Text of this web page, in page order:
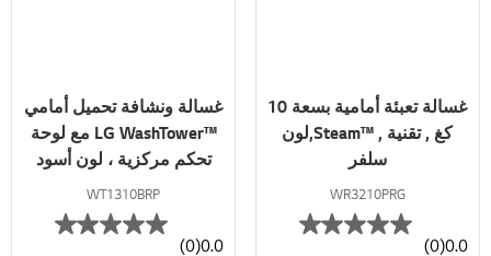
غسالة تعبئة أمامية بسعة 10
كغ , تقنية , ™Steam,لون
سلفر
WR3210PRG
0.0
(0)
غسالة ونشافة تحميل أمامي
™LG WashTower مع لوحة
تحكم مركزية ، لون أسود
ستانليس، 13 كجم غسالة و
10 كجم نشافة
WT1310BRP
0.0
(0)